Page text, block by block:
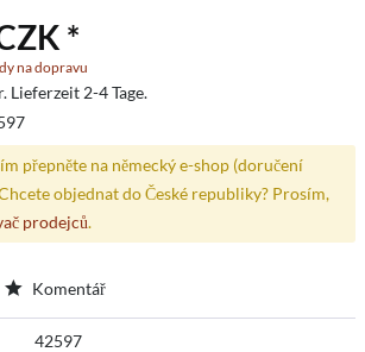
*
na dopravu
Lieferzeit 2-4 Tage.
přepněte na německý e-shop (doručení
objednat do České republiky? Prosím,
prodejců.
Komentář
42597